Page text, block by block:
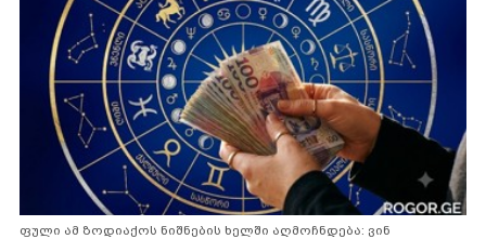
ფული ამ ზოდიაქოს ნიშნების ხელში აღმოჩნდება: ვინ